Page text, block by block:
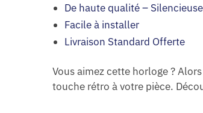
De haute qualité – Silencieuse
Facile à installer
Livraison Standard Offerte
Vous aimez cette horloge ?
touche rétro à votre pièce.